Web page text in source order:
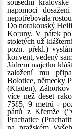
sousední
napomoci
nepotřebovala
Dolnorakouský
Koruny. V pátek
stoletých už
pozn. překl.)
konvent, vedený
Jádrem majetku
založení mu
Bolotice, německy
(Kladen),
více než deset
7585, 9 metrů -
pánů z Křemže
Prachatice
na pražském